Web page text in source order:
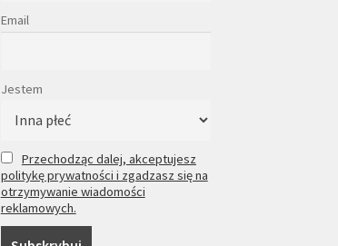
Email
Jestem
Przechodząc dalej, akceptujesz
politykę prywatności i zgadzasz się na
otrzymywanie wiadomości
reklamowych.